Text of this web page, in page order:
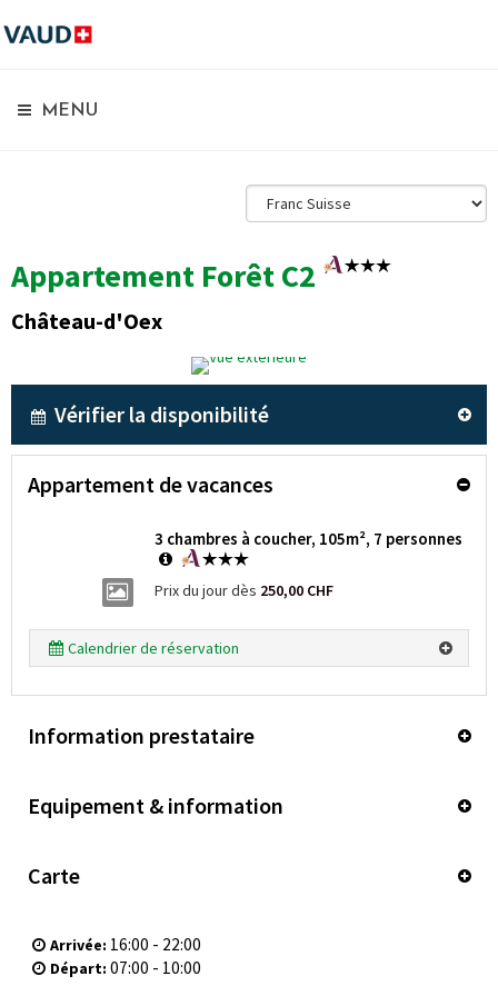
MENU
Appartement Forêt C2
Château-d'Oex
Vérifier la disponibilité
Appartement de vacances
3 chambres à coucher, 105m², 7 personnes
Prix du jour dès 250,00 CHF
Calendrier de réservation
Information prestataire
Equipement & information
Carte
Arrivée: 16:00 - 22:00
Départ: 07:00 - 10:00